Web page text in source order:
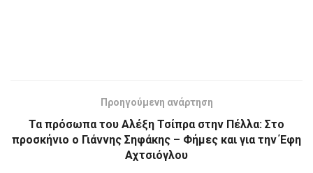
Προηγούμενη ανάρτηση
Τα πρόσωπα του Αλέξη Τσίπρα στην Πέλλα: Στο
προσκήνιο ο Γιάννης Σηφάκης – Φήμες και για την Έφη
Αχτσιόγλου